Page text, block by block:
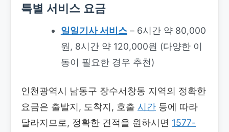
특별 서비스 요금
일일기사 서비스– 6시간 약 80,000
원, 8시간 약 120,000원 (다양한 이
동이 필요한 경우 추천)
인천광역시 남동구 장수서창동 지역의 정확한
요금은 출발지, 도착지, 호출 시간 등에 따라
달라지므로, 정확한 견적을 원하시면 1577-